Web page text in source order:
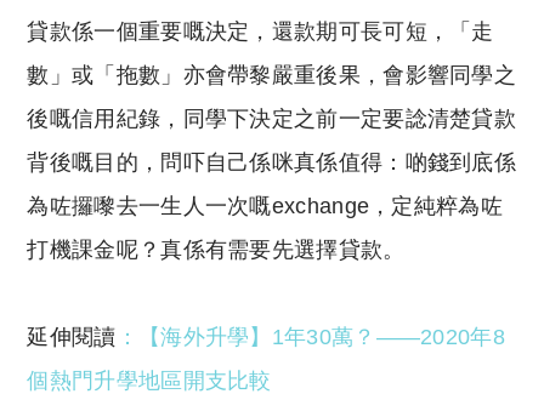
貸款係一個重要嘅決定，還款期可長可短，「走
數」或「拖數」亦會帶黎嚴重後果，會影響同學之
後嘅信用紀錄，同學下決定之前一定要諗清楚貸款
背後嘅目的，問吓自己係咪真係值得：啲錢到底係
為咗攞嚟去一生人一次嘅exchange，定純粹為咗
打機課金呢？真係有需要先選擇貸款。
延伸閱讀 ：【海外升學】1年30萬？——2020年8
個熱門升學地區開支比較